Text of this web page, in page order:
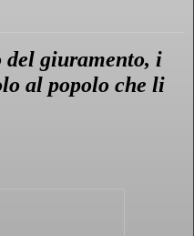
giuramento, i
al popolo che li